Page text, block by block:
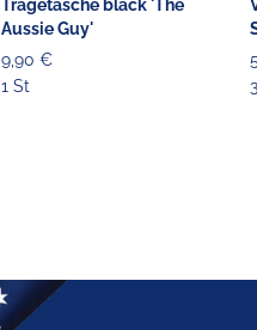
Tragetasche black 'The
Aussie Guy'
9,90 €
1 St